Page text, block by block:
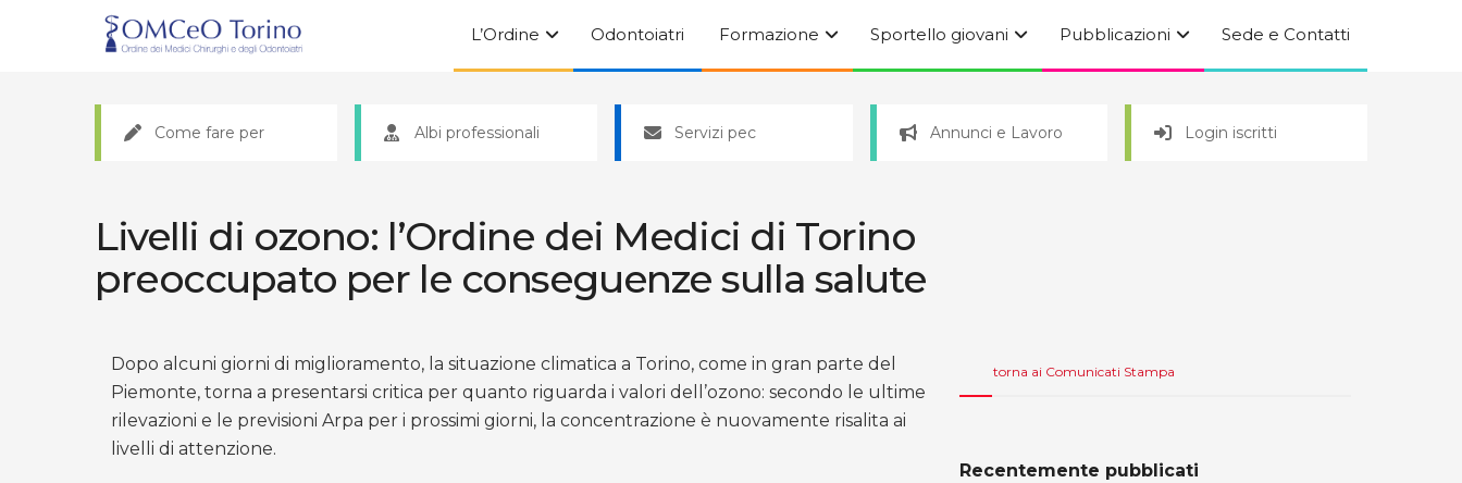
L’Ordine Odontoiatri Formazione Sportello giovani Pubblicazioni Sede e Contatti
Come fare per Albi professionali Servizi pec Annunci e Lavoro Login iscritti
Livelli di ozono: l’Ordine dei Medici di Torino
preoccupato per le conseguenze sulla salute
Dopo alcuni giorni di miglioramento, la situazione climatica a Torino, come in gran parte del
Piemonte, torna a presentarsi critica per quanto riguarda i valori dell’ozono: secondo le ultime
rilevazioni e le previsioni Arpa per i prossimi giorni, la concentrazione è nuovamente risalita ai
livelli di attenzione.
torna ai Comunicati Stampa
Recentemente pubblicati